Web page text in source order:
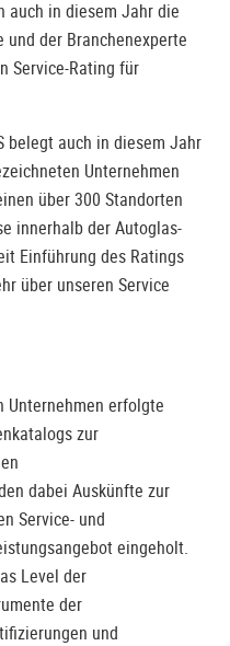
auch in diesem Jahr die
und der Branchenexperte
Service-Rating für
belegt auch in diesem Jahr
Unternehmen
über 300 Standorten
innerhalb der Autoglas-
Einführung des Ratings
über unseren Service
Unternehmen erfolgte
zur
dabei Auskünfte zur
Service- und
eingeholt.
Level der
der
und